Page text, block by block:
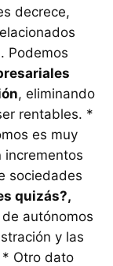
decrece,
Podemos
, eliminando
rentables. *
es muy
incrementos
sociedades
quizás?,
autónomos
y las
* Otro dato